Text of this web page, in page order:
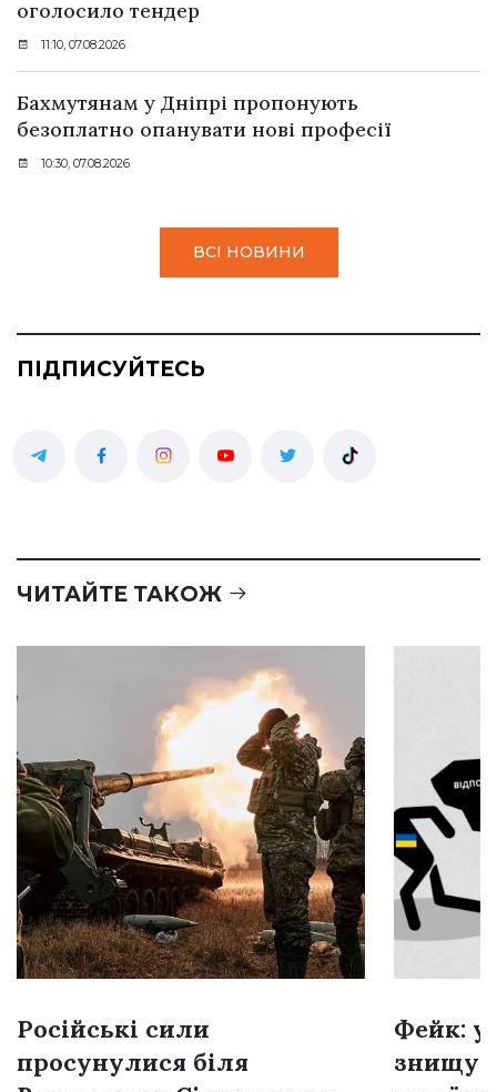
оголосило тендер
11:10, 07.08.2026
Бахмутянам у Дніпрі пропонують
безоплатно опанувати нові професії
10:30, 07.08.2026
ВСІ НОВИНИ
ПІДПИСУЙТЕСЬ
ЧИТАЙТЕ ТАКОЖ
Російські сили
просунулися біля
Фейк: